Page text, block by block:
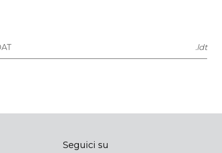
.ldt
Seguici su